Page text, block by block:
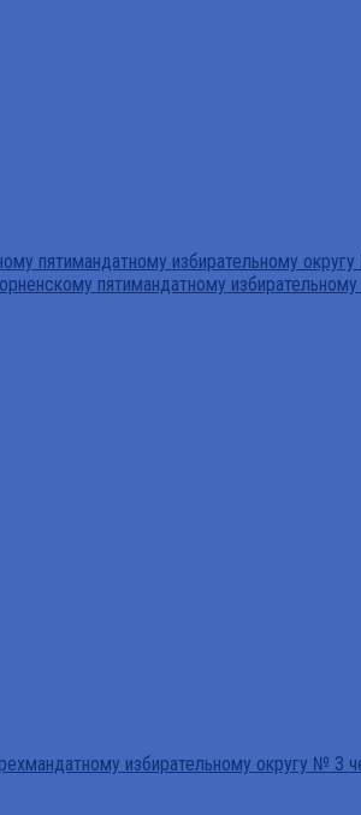
пятимандатному избирательному
пятимандатному
избирательному округу № 3